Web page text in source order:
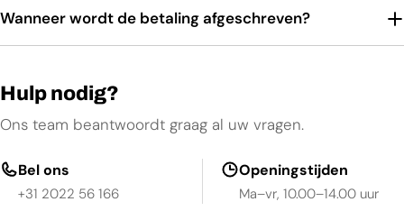
Wanneer wordt de betaling afgeschreven?
Hulp nodig?
Ons team beantwoordt graag al uw vragen.
Bel ons
+31 2022 56 166
Openingstijden
Ma–vr, 10.00–14.00 uur